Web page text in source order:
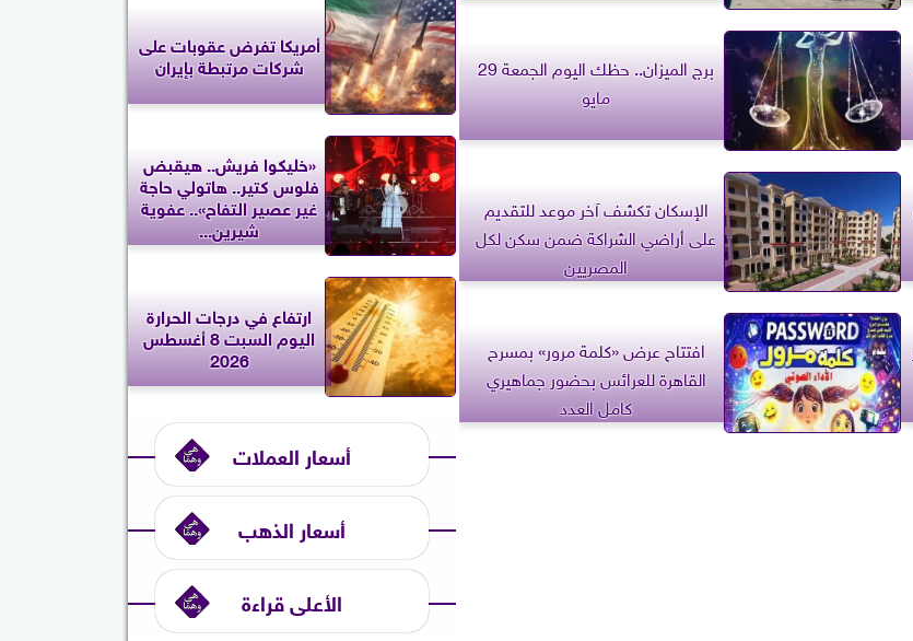
برج الميزان.. حظك اليوم الجمعة 29
مايو
الإسكان تكشف آخر موعد للتقديم
على أراضي الشراكة ضمن سكن لكل
المصريين
افتتاح عرض «كلمة مرور» بمسرح
القاهرة للعرائس بحضور جماهيري
كامل العدد
أمريكا تفرض عقوبات على
شركات مرتبطة بإيران
«خليكوا فريش.. هيقبض
فلوس كتير.. هاتولي حاجة
غير عصير التفاح».. عفوية
شيرين...
ارتفاع في درجات الحرارة
اليوم السبت 8 أغسطس
2026
أسعار العملات
أسعار الذهب
الأعلى قراءة